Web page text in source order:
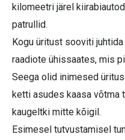
kilomeetri järel
patrullid.
Kogu üritust sooviti
raadiote ühissaates, mis
Seega olid inimesed
ketti asudes kaasa võtma
kaugeltki mitte kõigil.
Esimesel tutvustamisel